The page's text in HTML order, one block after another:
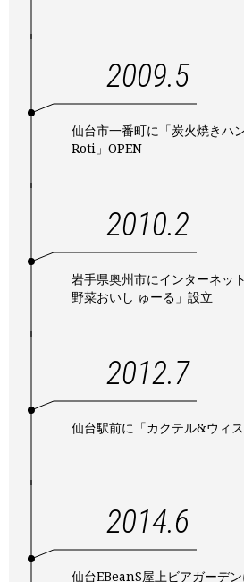
2009.5
仙台市一番町に「炭火焼きハ
Roti」OPEN
2010.2
岩手県奥州市にインターネッ
野菜おいし ゅーる」設立
2012.7
仙台駅前に「カクテル&ウィ
2014.6
仙台EBeanS屋上ビアガーデン